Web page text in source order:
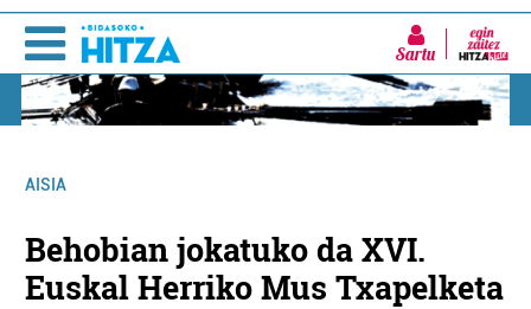
Sartu
AISIA
Behobian jokatuko da XVI.
Euskal Herriko Mus Txapelketa